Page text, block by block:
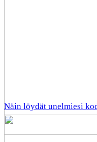
Näin löydät unelmiesi